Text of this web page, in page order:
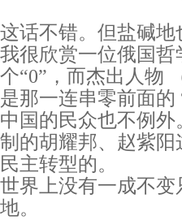
这话不错。但盐碱地
我很欣赏一位俄国
个“0”，而杰出人物
是那一连串零前面的
中国的民众也不例
制的胡耀邦、赵紫
民主转型的。
世界上没有一成不
地。